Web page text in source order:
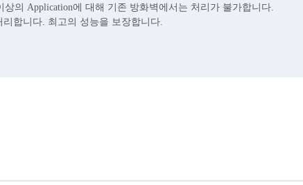
의 Application에 대해 기존 방화벽에서는 처리가 불가합니다.
합니다. 최고의 성능을 보장합니다.